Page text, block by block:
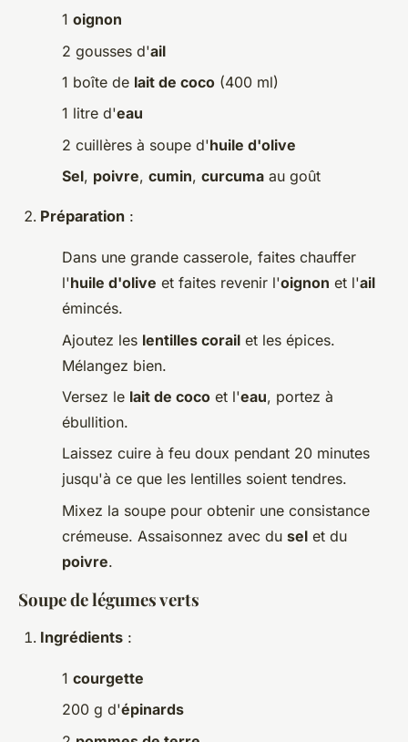
1 oignon
2 gousses d'ail
1 boîte de lait de coco (400 ml)
1 litre d'eau
2 cuillères à soupe d'huile d'olive
Sel, poivre, cumin, curcuma au goût
Préparation :
Dans une grande casserole, faites chauffer
l'huile d'olive et faites revenir l'oignon et l'ail
émincés.
Ajoutez les lentilles corail et les épices.
Mélangez bien.
Versez le lait de coco et l'eau, portez à
ébullition.
Laissez cuire à feu doux pendant 20 minutes
jusqu'à ce que les lentilles soient tendres.
Mixez la soupe pour obtenir une consistance
crémeuse. Assaisonnez avec du sel et du
poivre.
Soupe de légumes verts
Ingrédients :
1 courgette
200 g d'épinards